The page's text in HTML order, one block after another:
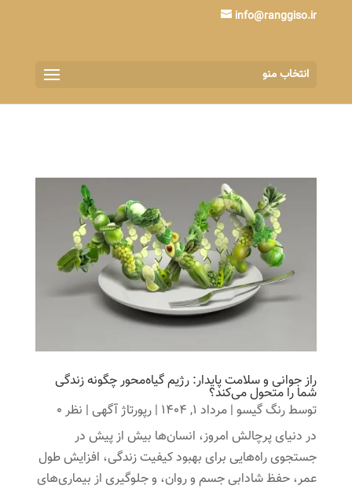
info@ranggiso.ir
انتخاب منو
راز جوانی و سلامت پایدار: رژیم گیاه‌محور چگونه زندگی
شما را متحول می‌کند؟
توسطرنگ گیسو| مرداد 1, 1404 | رپورتاژ آگهی| نظر 0
در دنیای پرچالش امروز، انسان‌ها بیش از پیش در
جستجوی راه‌هایی برای بهبود کیفیت زندگی، افزایش طول
عمر، حفظ شادابی جسم و روان، و جلوگیری از بیماری‌های